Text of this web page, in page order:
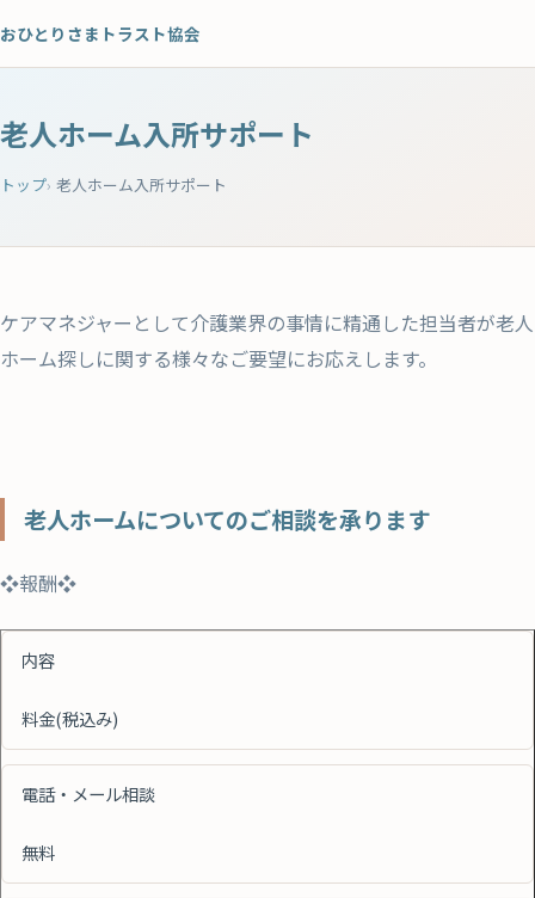
おひとりさまトラスト協会
財産管理
老人ホーム入所サポート
トップ 老人ホーム入所サポート
ケアマネジャーとして介護業界の事情に精通した担当者が老人
ホーム探しに関する様々なご要望にお応えします。
老人ホームについてのご相談を承ります
❖報酬❖
内容
料金(税込み)
電話・メール相談
無料